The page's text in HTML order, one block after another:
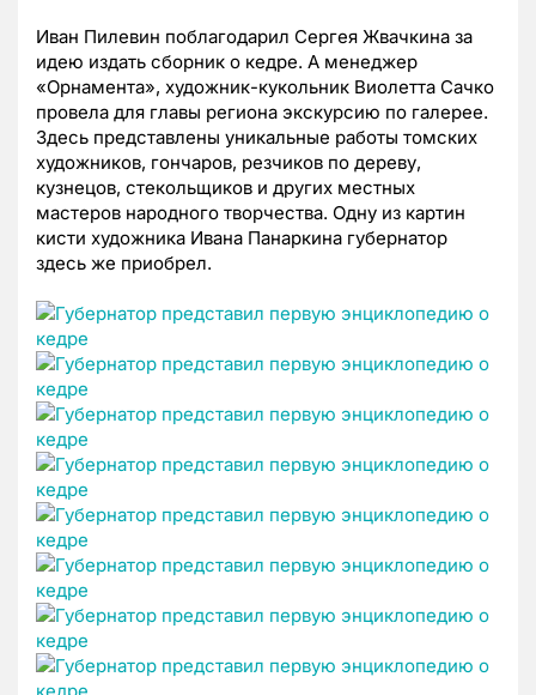
Иван Пилевин поблагодарил Сергея Жвачкина за
идею издать сборник о кедре. А менеджер
«Орнамента», художник-кукольник Виолетта Сачко
провела для главы региона экскурсию по галерее.
Здесь представлены уникальные работы томских
художников, гончаров, резчиков по дереву,
кузнецов, стекольщиков и других местных
мастеров народного творчества. Одну из картин
кисти художника Ивана Панаркина губернатор
здесь же приобрел.